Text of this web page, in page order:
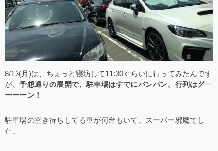
8/13(月)は、ちょっと寝坊して11:30ぐらいに行ってみたんです
が、予想通りの展開で、駐車場はすでにパンパン、行列はグー
ーーーン！
駐車場の空き待ちしてる車が何台もいて、スーパー邪魔でし
た。